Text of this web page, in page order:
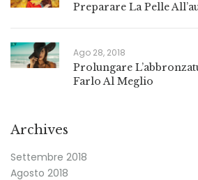
Preparare La Pelle
Ago 28, 2018
Prolungare
Farlo Al Meglio
Archives
Settembre 2018
Agosto 2018